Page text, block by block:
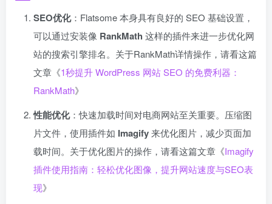
SEO优化：Flatsome 本身具有良好的 SEO 基础设置，
可以通过安装像 RankMath 这样的插件来进一步优化网
站的搜索引擎排名。关于RankMath详情操作，请看这篇
文章《1秒提升 WordPress 网站 SEO 的免费利器：
RankMath》
性能优化：快速加载时间对电商网站至关重要。压缩图
片文件，使用插件如 Imagify来优化图片，减少页面加
载时间。关于优化图片的操作，请看这篇文章《Imagify
插件使用指南：轻松优化图像，提升网站速度与SEO表
现》